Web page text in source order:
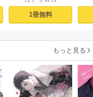
【電子限定漫画付
き】
1冊無料
もっと見る